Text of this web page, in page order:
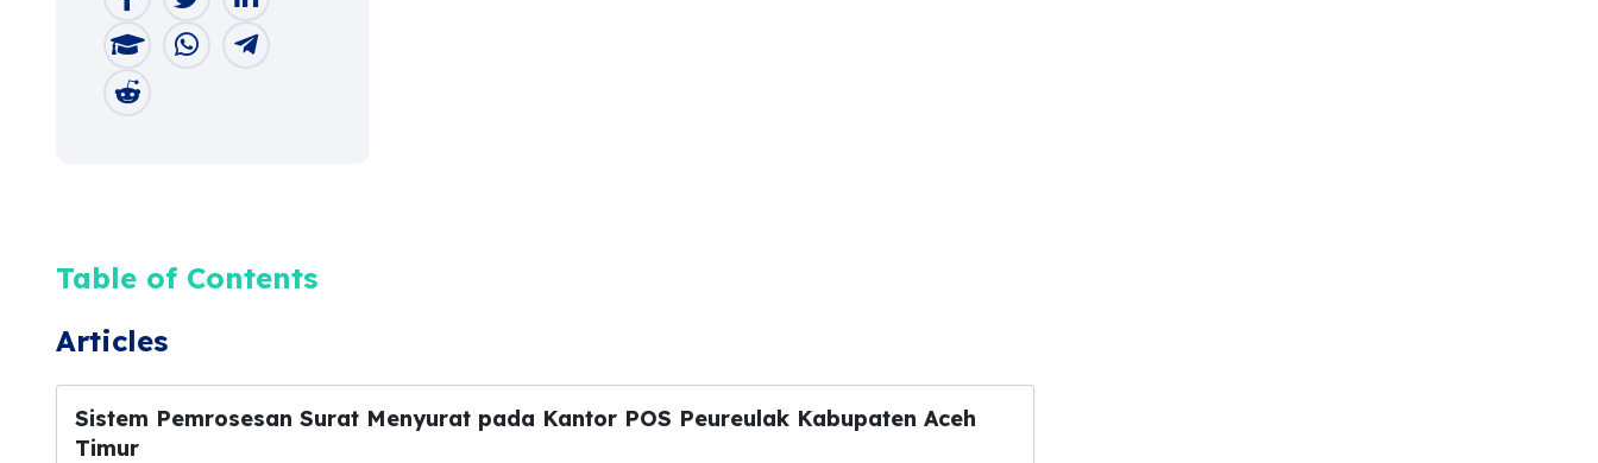
Table of Contents
Articles
Sistem Pemrosesan Surat Menyurat pada Kantor POS Peureulak Kabupaten Aceh
Timur